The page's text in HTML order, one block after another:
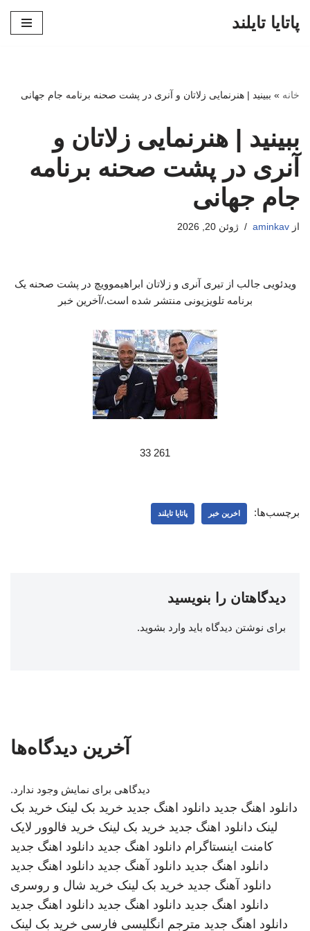
پاتایا تایلند
خانه » ببینید | هنرنمایی زلاتان و آنری در پشت صحنه برنامه جام جهانی
ببینید | هنرنمایی زلاتان و
آنری در پشت صحنه برنامه
جام جهانی
از aminkav ژوئن 20, 2026
ویدئویی جالب از تیری آنری و زلاتان ابراهیموویچ در پشت صحنه یک
برنامه تلویزیونی منتشر شده است./آخرین خبر
261 33
برچسب‌ها: اخرین خبر پاتایا تایلند
دیدگاهتان را بنویسید
برای نوشتن دیدگاه باید وارد بشوید.
آخرین دیدگاه‌ها
دیدگاهی برای نمایش وجود ندارد.
دانلود اهنگ جدید دانلود اهنگ جدید خرید بک لینک خرید بک
لینک دانلود اهنگ جدید خرید بک لینک خرید فالوور لایک
کامنت اینستاگرام دانلود اهنگ جدید دانلود اهنگ جدید
دانلود اهنگ جدید دانلود آهنگ جدید دانلود اهنگ جدید
دانلود آهنگ جدید خرید بک لینک خرید شال و روسری
دانلود اهنگ جدید دانلود اهنگ جدید دانلود اهنگ جدید
دانلود اهنگ جدید مترجم انگلیسی فارسی خرید بک لینک